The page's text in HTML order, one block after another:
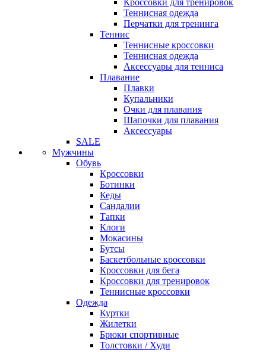
Теннисная одежда
Перчатки для тренинга
Теннис
Теннисные кроссовки
Теннисная одежда
Аксессуары для тенниса
Плавание
Плавки
Купальники
Очки для плавания
Шапочки для плавания
Аксессуары
SALE
Мужчины
Обувь
Кроссовки
Ботинки
Кеды
Сандалии
Тапки
Клоги
Мокасины
Бутсы
Баскетбольные кроссовки
Кроссовки для бега
Кроссовки для тренировок
Теннисные кроссовки
Одежда
Куртки
Жилетки
Брюки спортивные
Толстовки / Худи